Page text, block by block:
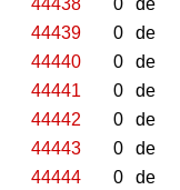
44439
0 de
44440
0 de
44441
0 de
44442
0 de
44443
0 de
44444
0 de